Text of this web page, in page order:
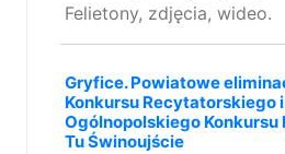
Felietony, zdjęcia, wideo.
Gryfice. Powiatowe
Konkursu Recytatorskiego
Ogólnopolskiego
Tu Świnoujście